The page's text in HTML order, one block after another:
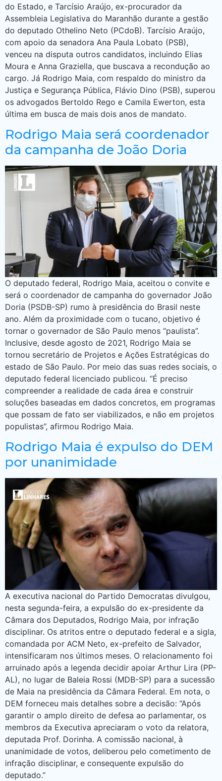
do Estado, e Tarcísio Araújo, ex-procurador da
Assembleia Legislativa do Maranhão durante a gestão
do deputado Othelino Neto (PCdoB). Tarcísio Araújo,
com apoio da senadora Ana Paula Lobato (PSB),
venceu na disputa outros candidatos, incluindo Elias
Moura e Anna Graziella, que buscava a recondução ao
cargo. Já Rodrigo Maia, com respaldo do ministro da
Justiça e Segurança Pública, Flávio Dino (PSB), superou
os advogados Bertoldo Rego e Camila Ewerton, esta
última em busca de mais dois anos de mandato.
Rodrigo Maia será coordenador
da campanha de João Doria
O deputado federal, Rodrigo Maia, aceitou o convite e
será o coordenador de campanha do governador João
Doria (PSDB-SP) rumo à presidência do Brasil neste
ano. Além da proximidade com o tucano, objetivo é
tornar o governador de São Paulo menos “paulista”.
Inclusive, desde agosto de 2021, Rodrigo Maia se
tornou secretário de Projetos e Ações Estratégicas do
estado de São Paulo. Por meio das suas redes sociais, o
deputado federal licenciado publicou. “É preciso
compreender a realidade de cada área e construir
soluções baseadas em dados concretos, em programas
que possam de fato ser viabilizados, e não em projetos
populistas”, afirmou Rodrigo Maia.
Rodrigo Maia é expulso do DEM
por unanimidade
A executiva nacional do Partido Democratas divulgou,
nesta segunda-feira, a expulsão do ex-presidente da
Câmara dos Deputados, Rodrigo Maia, por infração
disciplinar. Os atritos entre o deputado federal e a sigla,
comandada por ACM Neto, ex-prefeito de Salvador,
intensificaram nos últimos meses. O relacionamento foi
arruinado após a legenda decidir apoiar Arthur Lira (PP-
AL), no lugar de Baleia Rossi (MDB-SP) para a sucessão
de Maia na presidência da Câmara Federal. Em nota, o
DEM forneceu mais detalhes sobre a decisão: “Após
garantir o amplo direito de defesa ao parlamentar, os
membros da Executiva apreciaram o voto da relatora,
deputada Prof. Dorinha. A comissão nacional, à
unanimidade de votos, deliberou pelo cometimento de
infração disciplinar, e consequente expulsão do
deputado.”